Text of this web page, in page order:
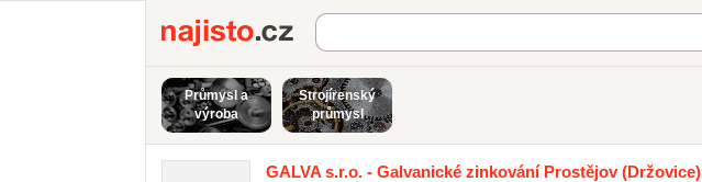
Najisto.cz
Průmysl a
výroba
Strojírenský
průmysl
GALVA s.r.o. - Galvanické zinkování Prostějov(Držovice)